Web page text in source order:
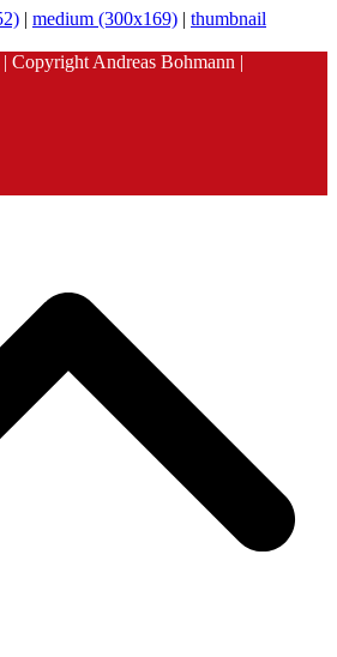
| medium (300x169) | thumbnail
| Copyright Andreas Bohmann |